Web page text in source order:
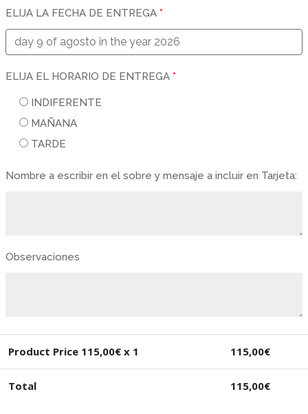
ELIJA LA FECHA DE ENTREGA *
ELIJA EL HORARIO DE ENTREGA *
INDIFERENTE
MAÑANA
TARDE
Nombre a escribir en el sobre y mensaje a incluir en Tarjeta:
Observaciones
Product Price 115,00€ x 1 115,00€
Total 115,00€